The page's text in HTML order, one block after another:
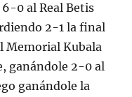
6-0 al Real Betis
2-1 la final
Memorial Kubala
ganándole 2-0 al
ganándole la